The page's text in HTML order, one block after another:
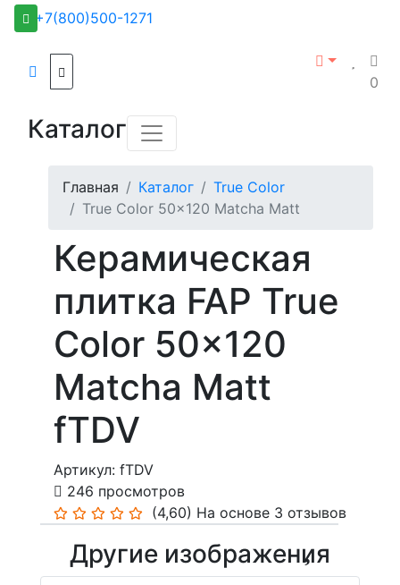
+7(800)500-1271
0
Каталог
Главная Каталог
True Color
True Color 50x120 Matcha Matt
Керамическая
плитка FAP True
Color 50x120
Matcha Matt
fTDV
Артикул: fTDV
246 просмотров
(4,60) На основе 3 отзывов
Другие изображения